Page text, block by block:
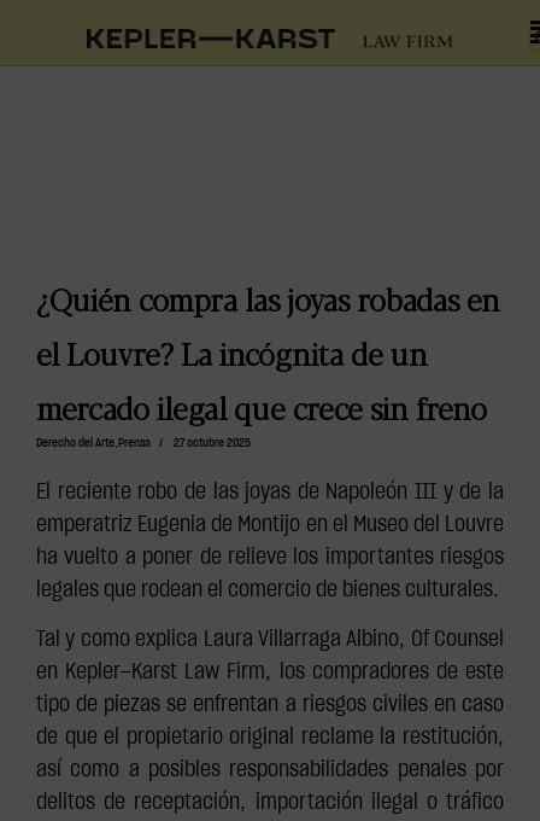
¿Quién compra las joyas robadas en
el Louvre? La incógnita de un
mercado ilegal que crece sin freno
Derecho del Arte, Prensa / 27 octubre 2025
El reciente robo de las joyas de Napoleón III y de la
emperatriz Eugenia de Montijo en el Museo del Louvre
ha vuelto a poner de relieve los importantes riesgos
legales que rodean el comercio de bienes culturales.
Tal y como explica Laura Villarraga Albino, Of Counsel
en Kepler—Karst Law Firm, los compradores de este
tipo de piezas se enfrentan a riesgos civiles en caso
de que el propietario original reclame la restitución,
así como a posibles responsabilidades penales por
delitos de receptación, importación ilegal o tráfico